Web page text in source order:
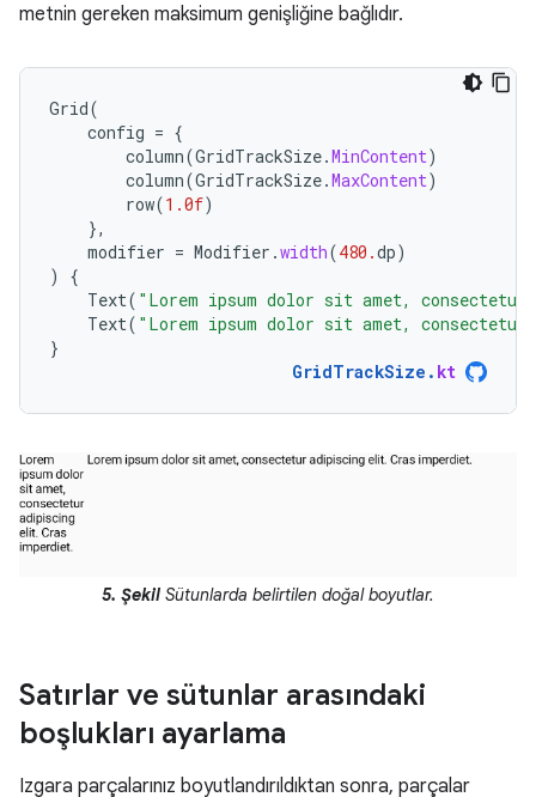
metnin gereken maksimum genişliğine bağlıdır.
Grid(
config = {
column(GridTrackSize.MinContent)
column(GridTrackSize.MaxContent)
row(1.0f)
},
modifier = Modifier .width(480.dp)
)
{
Text( "Lorem ipsum dolor sit amet,
Text( "Lorem ipsum dolor sit amet,
}
GridTrackSize . kt
5. Şekil Sütunlarda belirtilen doğal boyutlar.
Satırlar ve sütunlar arasındaki
boşlukları ayarlama
Izgara parçalarınız boyutlandırıldıktan sonra, parçalar